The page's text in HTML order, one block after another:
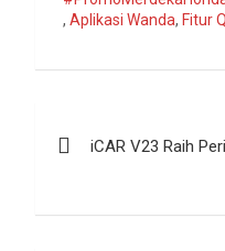
, Aplikasi Wanda, Fitur
iCAR V23 Raih